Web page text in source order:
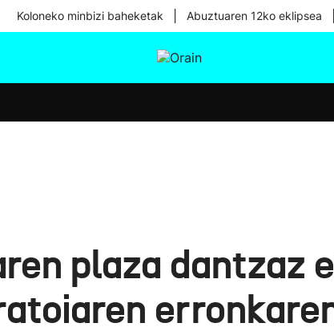
Koloneko minbizi baheketak Abuztuaren 12ko eklipsea
plaza dantzaz